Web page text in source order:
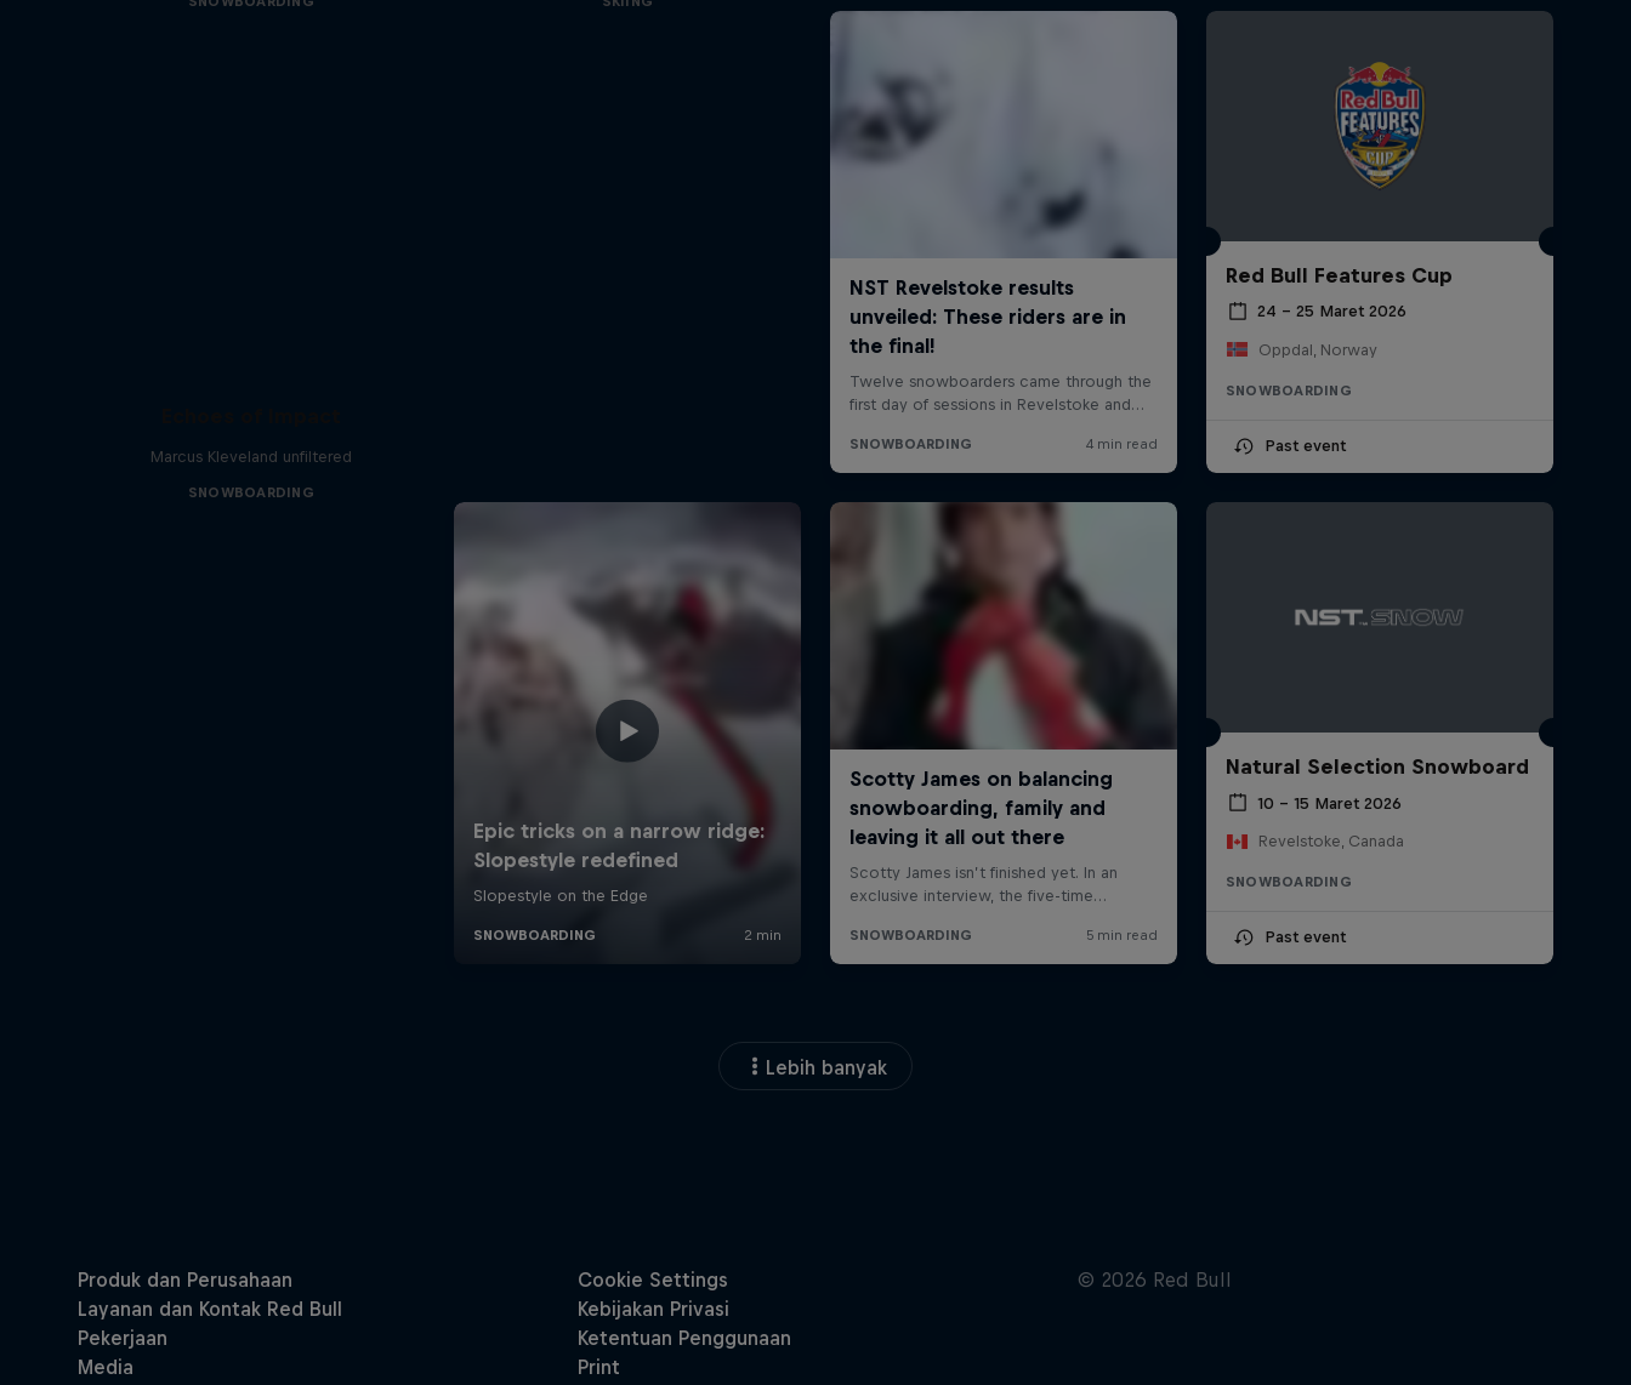
Red Bull Features Cup
24 – 25 Maret 2026
Oppdal, Norway
SNOWBOARDING
Past event
Marcus Kleveland unfiltered
SNOWBOARDING
Natural Selection Snowboard
10 – 15 Maret 2026
Revelstoke, Canada
SNOWBOARDING
Past event
Lebih banyak